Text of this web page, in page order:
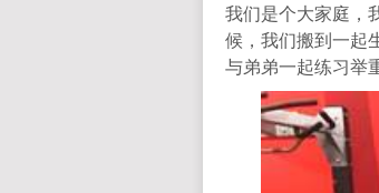
我们是个大家庭，
候，我们搬到一起
与弟弟一起练习举